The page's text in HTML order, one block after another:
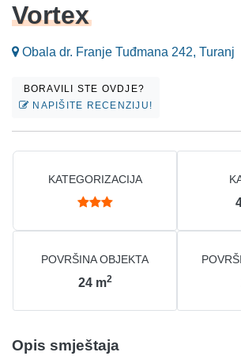
Vortex
Obala dr. Franje Tuđmana 242, Turanj
BORAVILI STE OVDJE?
NAPIŠITE RECENZIJU!
KATEGORIZACIJA
POVRŠINA OBJEKTA
24 m2
Opis smještaja